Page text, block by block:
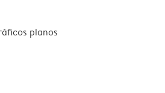
planos